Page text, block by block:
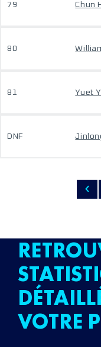
79 Chun
80
81 Yuet
DNF
VOTRE